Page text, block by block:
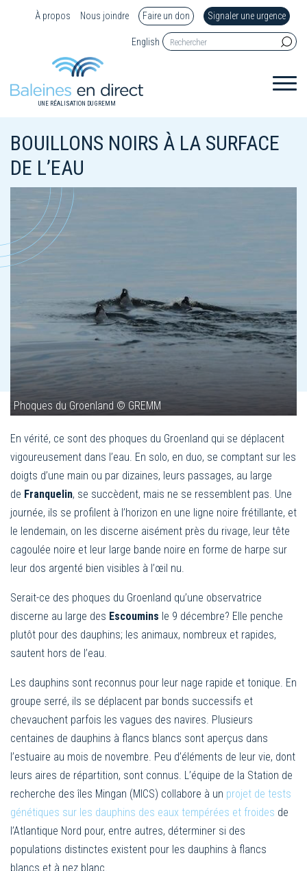
À propos Nous joindre Faire un don Signaler une urgence
English
UNE RÉALISATION DU GREMM
BOUILLONS NOIRS À LA SURFACE
DE L’EAU
Phoques du Groenland © GREMM
En vérité, ce sont des phoques du Groenland qui se déplacent
vigoureusement dans l’eau. En solo, en duo, se comptant sur les
doigts d’une main ou par dizaines, leurs passages, au large
de Franquelin, se succèdent, mais ne se ressemblent pas. Une
journée, ils se profilent à l’horizon en une ligne noire frétillante, et
le lendemain, on les discerne aisément près du rivage, leur tête
cagoulée noire et leur large bande noire en forme de harpe sur
leur dos argenté bien visibles à l’œil nu.
Serait-ce des phoques du Groenland qu’une observatrice
discerne au large des Escoumins le 9 décembre? Elle penche
plutôt pour des dauphins; les animaux, nombreux et rapides,
sautent hors de l’eau.
Les dauphins sont reconnus pour leur nage rapide et tonique. En
groupe serré, ils se déplacent par bonds successifs et
chevauchent parfois les vagues des navires. Plusieurs
centaines de dauphins à flancs blancs sont aperçus dans
l’estuaire au mois de novembre. Peu d’éléments de leur vie, dont
leurs aires de répartition, sont connus. L’équipe de la Station de
recherche des îles Mingan (MICS) collabore à un projet de tests
génétiques sur les dauphins des eaux tempérées et froides de
l’Atlantique Nord pour, entre autres, déterminer si des
populations distinctes existent pour les dauphins à flancs
blancs et à nez blanc.